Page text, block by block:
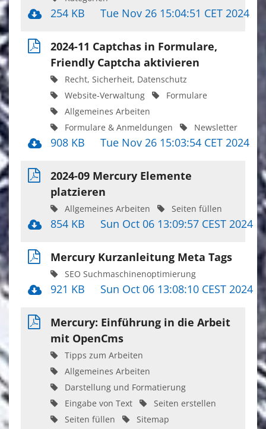
254 KB Tue Nov 26 15:04:51 CET 2024
2024-11 Captchas in Formulare,
Friendly Captcha aktivieren
Recht, Sicherheit, Datenschutz
Website-Verwaltung
Formulare
Allgemeines Arbeiten
Formulare & Anmeldungen
Newsletter
908 KB Tue Nov 26 15:03:54 CET 2024
2024-09 Mercury Elemente
platzieren
Allgemeines Arbeiten Seiten füllen
854 KB Sun Oct 06 13:09:57 CEST 2024
Mercury Kurzanleitung Meta Tags
SEO Suchmaschinenoptimierung
921 KB Sun Oct 06 13:08:10 CEST 2024
Mercury: Einführung in die Arbeit
mit OpenCms
Tipps zum Arbeiten
Allgemeines Arbeiten
Darstellung und Formatierung
Eingabe von Text
Seiten erstellen
Seiten füllen
Sitemap